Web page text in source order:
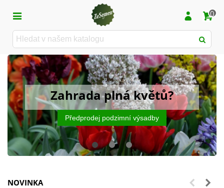
0
Zahrada plná květů?
Předprodej podzimní výsadby
NOVINKA